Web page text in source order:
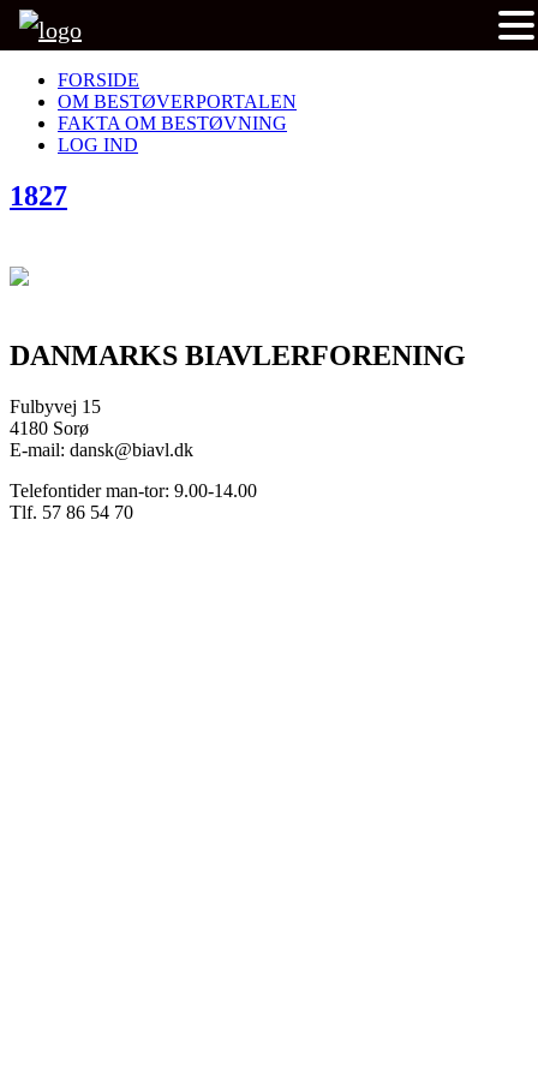
FORSIDE
OM BESTØVERPORTALEN
FAKTA OM BESTØVNING
LOG IND
1827
DANMARKS BIAVLERFORENING
Fulbyvej 15
4180 Sorø
E-mail: dansk@biavl.dk
Telefontider man-tor: 9.00-14.00
Tlf. 57 86 54 70